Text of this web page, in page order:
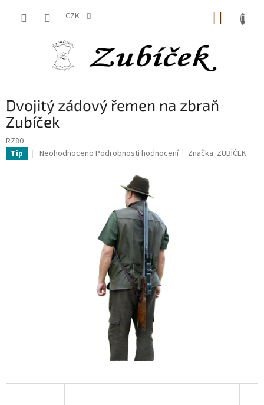
CZK
Dvojitý zádový řemen na zbraň
Zubíček
RZ80
Tip
Průměrné
Neohodnoceno Podrobnosti hodnocení Značka: ZUBÍČEK